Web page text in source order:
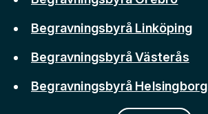
Begravningsbyrå Linköping
Begravningsbyrå Västerås
Begravningsbyrå Helsingborg